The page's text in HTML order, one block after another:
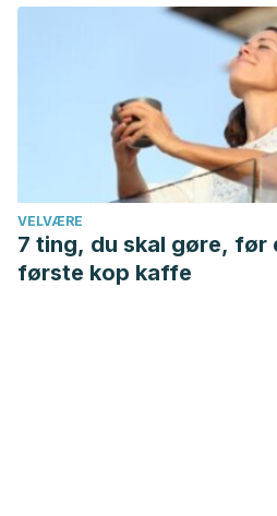
VELVÆRE
7 ting, du skal gøre, før
første kop kaffe